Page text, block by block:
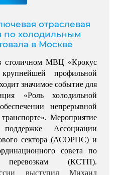
отраслевая
по холодильным
в Москве
столичном МВЦ «Крокус
профильной
значимое событие для
«Роль холодильной
непрерывной
Мероприятие
Ассоциации
сектора (АСОРПС) и
совета по
выступил Михаил